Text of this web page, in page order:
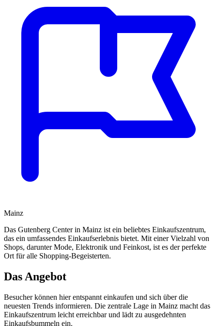
Mainz
Das Gutenberg Center in Mainz ist ein beliebtes Einkaufszentrum,
das ein umfassendes Einkaufserlebnis bietet. Mit einer Vielzahl von
Shops, darunter Mode, Elektronik und Feinkost, ist es der perfekte
Ort für alle Shopping-Begeisterten.
Das Angebot
Besucher können hier entspannt einkaufen und sich über die
neuesten Trends informieren. Die zentrale Lage in Mainz macht das
Einkaufszentrum leicht erreichbar und lädt zu ausgedehnten
Einkaufsbummeln ein.